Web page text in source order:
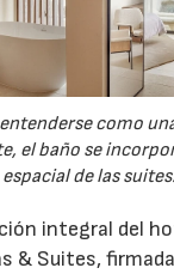
como
el baño se
espacial de las suites.
integral del
& Suites,